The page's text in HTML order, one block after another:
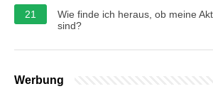
21
Wie finde ich heraus, ob meine
sind?
Werbung